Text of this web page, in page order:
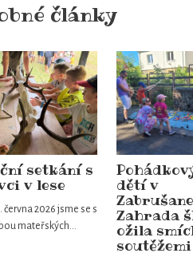
články
setkání s
v lese
června 2026 jsme se s
mateřských…
dětí v
Zahrada
ožila
soutěžemi